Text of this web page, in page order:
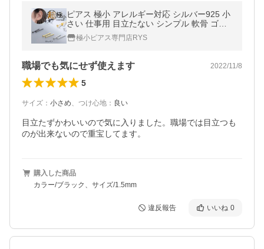
ピアス 極小 アレルギー対応 シルバー925 小
さい 仕事用 目立たない シンプル 軟骨 ゴー
ルド ローズ 1.5mm 2mm 3mm 爆買
極小ピアス専門店RYS
職場でも気にせず使えます 2022/11/8
5
サイズ ： 小さめ、 つけ心地 ： 良い
目立たずかわいいので気に入りました。職場では目立つも
のが出来ないので重宝してます。
購入した商品
カラー/ブラック、サイズ/1.5mm
違反報告 いいね 0